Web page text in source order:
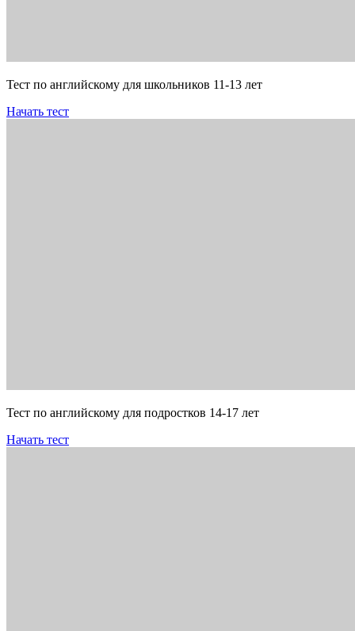
Тест по английскому для школьников 11-13 лет
Начать тест
Тест по английскому для подростков 14-17 лет
Начать тест